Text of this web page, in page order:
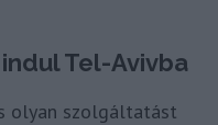
Tel-Avivba
olyan szolgáltatást